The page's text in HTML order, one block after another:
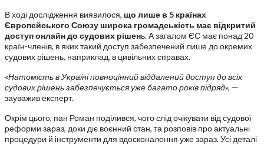
В ході дослідження виявилося, що лише в 5 країнах
Європейського Союзу широка громадськість має відкритий
доступ онлайн до судових рішень. А загалом ЄС має понад 20
країн-членів, в яких такий доступ забезпечений лише до окремих
судових рішень, наприклад, в цивільних справах.
«Натомість в Україні повноцінний віддалений доступ до всіх
судових рішень забезпечується уже багато років підряд», —
зауважив експерт.
Окрім цього, пан Роман поділився, чого слід очікувати від судової
реформи зараз, доки діє воєнний стан, та розповів про актуальні
процедури й інструменти для вдосконалення уже зараз. Усі деталі